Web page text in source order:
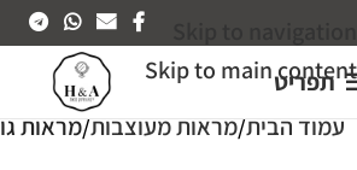
Skip to main content
תפריט
עמוד הבית מראות מעוצבות מראות